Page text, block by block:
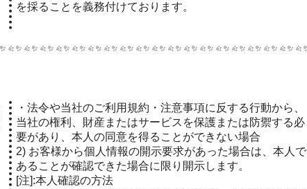
を採ることを義務付けております。
・法令や当社のご利用規約・注意事項に反する行動から、
当社の権利、財産またはサービスを保護または防禦する必
要があり、本人の同意を得ることができない場合
2) お客様から個人情報の開示要求があった場合は、本人で
あることが確認できた場合に限り開示します。
[注]:本人確認の方法